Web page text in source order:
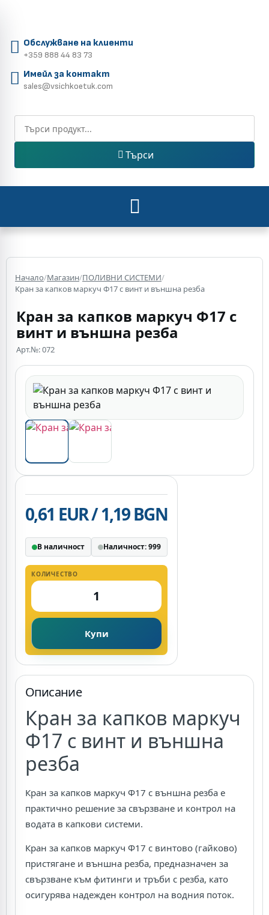
Обслужване на клиенти
+359 888 44 83 73
Имейл за контакт
sales@vsichkoetuk.com
Търси
Начало/Магазин/ПОЛИВНИ СИСТЕМИ/
Кран за капков маркуч Ф17 с винт и външна резба
Кран за капков маркуч Ф17 с
винт и външна резба
Арт.№: 072
0,61 EUR / 1,19 BGN
В наличност Наличност: 999
КОЛИЧЕСТВО
Купи
Описание
Кран за капков маркуч
Ф17 с винт и външна
резба
Кран за капков маркуч Ф17 с външна резба е
практично решение за свързване и контрол на
водата в капкови системи.
Кран за капков маркуч Ф17 с винтово (гайково)
пристягане и външна резба, предназначен за
свързване към фитинги и тръби с резба, като
осигурява надежден контрол на водния поток.